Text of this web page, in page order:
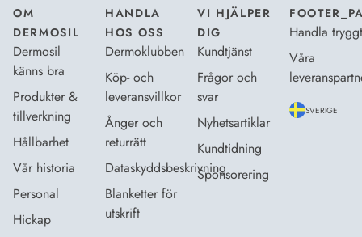
OM
DERMOSIL
Dermosil
känns bra
Produkter &
tillverkning
Hållbarhet
Vår historia
Personal
Hickap
HANDLA
HOS OSS
Dermoklubben
Köp- och
leveransvillkor
Ånger och
returrätt
Dataskyddsbeskrivning
Blanketter för
utskrift
VI HJÄLPER
DIG
Kundtjänst
Frågor och
svar
Nyhetsartiklar
Kundtidning
Sponsorering
Handla tryggt
Våra
SVERIGE